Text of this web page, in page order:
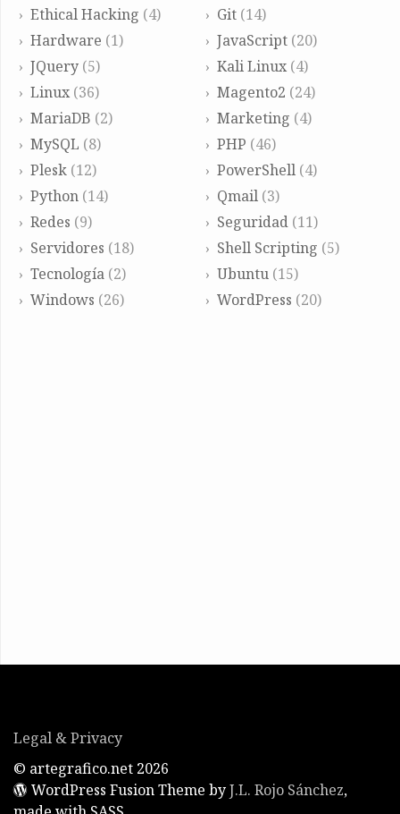
Ethical Hacking (4) Git(14)
Hardware (1) JavaScript(20)
JQuery (5) Kali Linux(4)
Linux (36) Magento2 (24)
MariaDB (2) Marketing (4)
MySQL (8) PHP (46)
Plesk (12) PowerShell(4)
Python (14) Qmail(3)
Redes (9) Seguridad(11)
Servidores (18) Shell Scripting (5)
Tecnología (2) Ubuntu(15)
Windows (26) WordPress (20)
Legal & Privacy
© artegrafico.net 2026
WordPress Fusion Theme byJ.L. Rojo Sánchez,